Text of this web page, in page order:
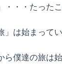
・・・たった
は始まってい
僕達の旅は